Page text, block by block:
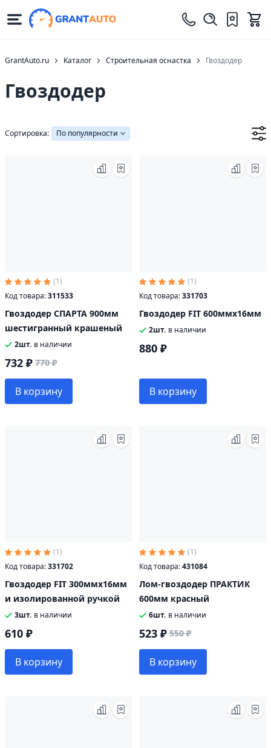
GrantAuto.ru Каталог Строительная оснастка Гвоздодер
Гвоздодер
Сортировка: По популярности
(1)
Код товара:311533
Гвоздодер СПАРТА 900мм
шестигранный крашеный
2шт. в наличии
732 ₽ 770 ₽
В корзину
(1)
Код товара:331703
Гвоздодер FIT 600ммх16мм
2шт. в наличии
880 ₽
В корзину
(1)
Код товара:331702
Гвоздодер FIT 300ммх16мм
и изолированной ручкой
3шт. в наличии
610 ₽
В корзину
(1)
Код товара:431084
Лом-гвоздодер ПРАКТИК
600мм красный
6шт. в наличии
523 ₽ 550 ₽
В корзину